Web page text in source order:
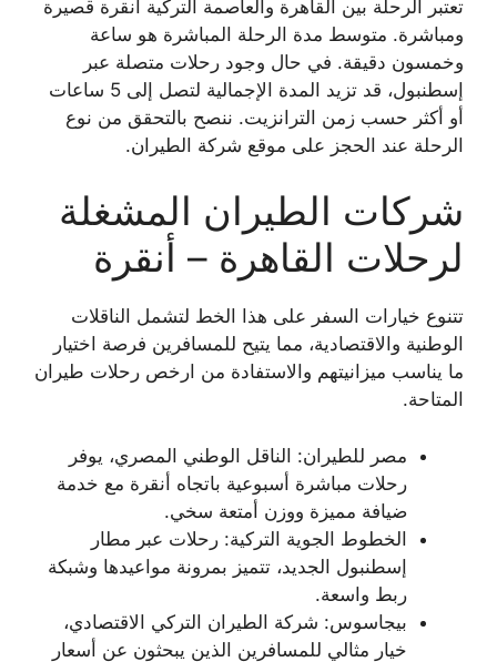
تعتبر الرحلة بين القاهرة والعاصمة التركية أنقرة قصيرة
ومباشرة. متوسط مدة الرحلة المباشرة هو ساعة
وخمسون دقيقة. في حال وجود رحلات متصلة عبر
إسطنبول، قد تزيد المدة الإجمالية لتصل إلى 5 ساعات
أو أكثر حسب زمن الترانزيت. ننصح بالتحقق من نوع
الرحلة عند الحجز على موقع شركة الطيران.
شركات الطيران المشغلة
لرحلات القاهرة – أنقرة
تتنوع خيارات السفر على هذا الخط لتشمل الناقلات
الوطنية والاقتصادية، مما يتيح للمسافرين فرصة اختيار
ما يناسب ميزانيتهم والاستفادة من ارخص رحلات طيران
المتاحة.
مصر للطيران: الناقل الوطني المصري، يوفر
رحلات مباشرة أسبوعية باتجاه أنقرة مع خدمة
ضيافة مميزة ووزن أمتعة سخي.
الخطوط الجوية التركية: رحلات عبر مطار
إسطنبول الجديد، تتميز بمرونة مواعيدها وشبكة
ربط واسعة.
بيجاسوس: شركة الطيران التركي الاقتصادي،
خيار مثالي للمسافرين الذين يبحثون عن أسعار